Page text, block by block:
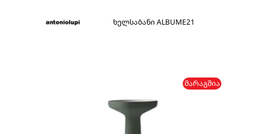
ხელსაბანი ALBUME21
ᲛᲐᲠᲐᲒᲨᲘᲐ